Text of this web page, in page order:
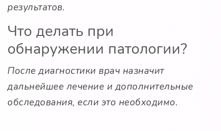
результатов.
Что делать при
обнаружении патологии?
После диагностики врач назначит
дальнейшее лечение и дополнительные
обследования, если это необходимо.